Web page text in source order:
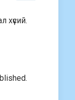
хүсий.